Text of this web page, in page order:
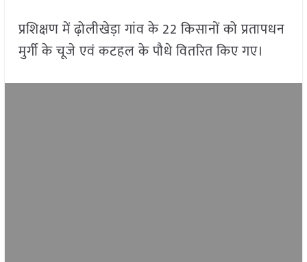
प्रशिक्षण में ढ़ोलीखेड़ा गांव के 22 किसानों को प्रतापधन
मुर्गी के चूजे एवं कटहल के पौधे वितरित किए गए।